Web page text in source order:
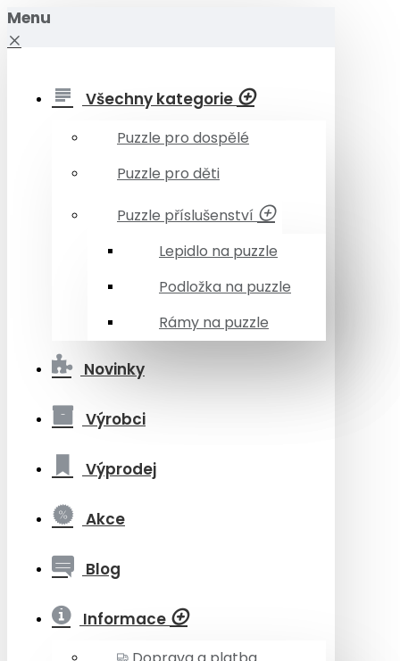
Menu
Všechny kategorie
Puzzle pro dospělé
Puzzle pro děti
Puzzle příslušenství
Lepidlo na puzzle
Podložka na puzzle
Rámy na puzzle
Novinky
Výrobci
Výprodej
Akce
Blog
Informace